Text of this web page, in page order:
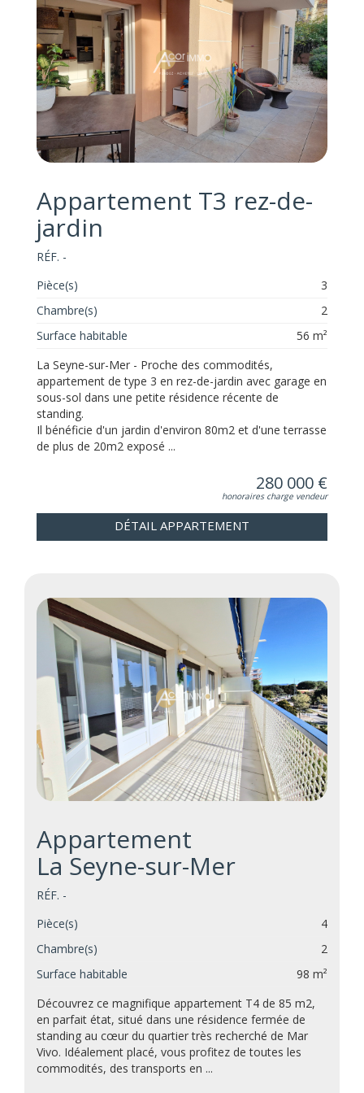
Appartement T3 rez-de-
jardin
RÉF. -
Pièce(s)
3
Chambre(s)
2
Surface habitable
56 m²
La Seyne-sur-Mer - Proche des commodités,
appartement de type 3 en rez-de-jardin avec garage en
sous-sol dans une petite résidence récente de
standing.
Il bénéficie d'un jardin d'environ 80m2 et d'une terrasse
de plus de 20m2 exposé ...
280 000 €
honoraires charge vendeur
DÉTAIL APPARTEMENT
Appartement
La Seyne-sur-Mer
RÉF. -
Pièce(s)
4
Chambre(s)
2
Surface habitable
98 m²
Découvrez ce magnifique appartement T4 de 85 m2,
en parfait état, situé dans une résidence fermée de
standing au cœur du quartier très recherché de Mar
Vivo. Idéalement placé, vous profitez de toutes les
commodités, des transports en ...